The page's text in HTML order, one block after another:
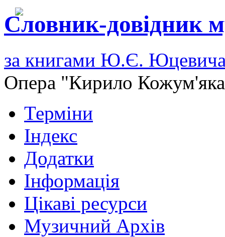
Словник-довідник
за книгами Ю.Є.
Опера "Кирило
Терміни
Індекс
Додатки
Інформація
Цікаві ресурси
Музичний Архів